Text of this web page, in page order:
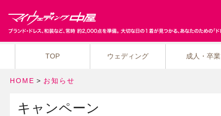
TOP ウェディング 成人・卒業
HOME > お知らせ
キャンペーン